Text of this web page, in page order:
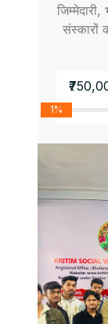
संस्कारों
1%